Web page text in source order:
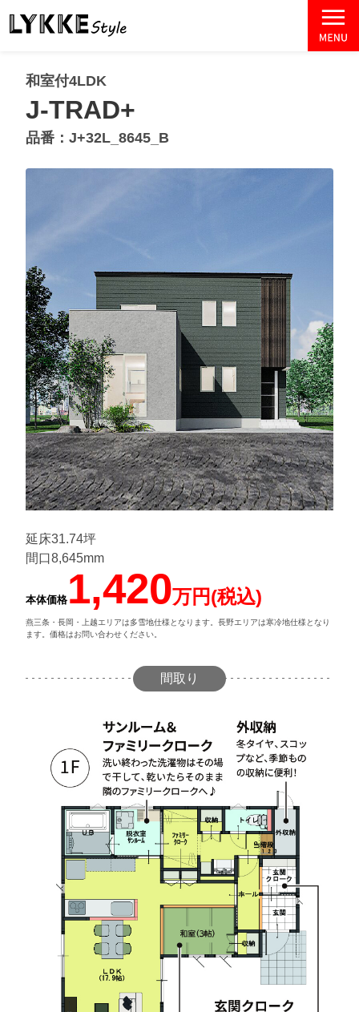
和室付4LDK
J-TRAD+
品番：J+32L_8645_B
延床31.74坪
間口8,645mm
本体価格 1,420万円(税込)
燕三条・長岡・上越エリアは多雪地仕様となります。長野エリアは寒冷地仕様となり
ます。価格はお問い合わせください。
間取り